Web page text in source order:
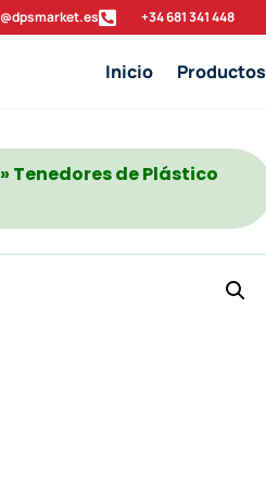
 ‭+34 681 341 448‬
Inicio Productos
» Tenedores de Plástico